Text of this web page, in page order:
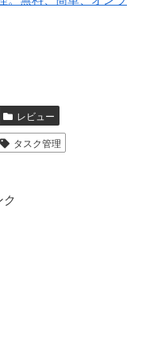
レビュー
タスク管理